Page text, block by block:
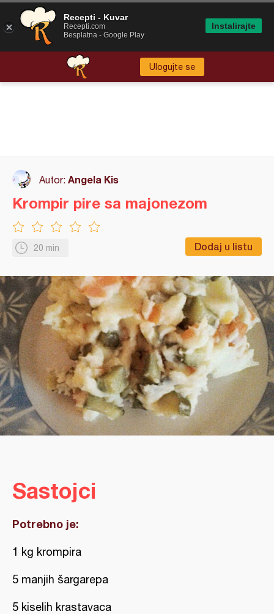
Ulogujte se
Autor: Angela Kis
20 min Dodaj u listu
Krompir pire sa majonezom
Sastojci
Potrebno je:
1 kg krompira
5 manjih šargarepa
5 kiselih krastavaca
Recepti - Kuvar
Recepti.com
Besplatna - Google Play
Instalirajte